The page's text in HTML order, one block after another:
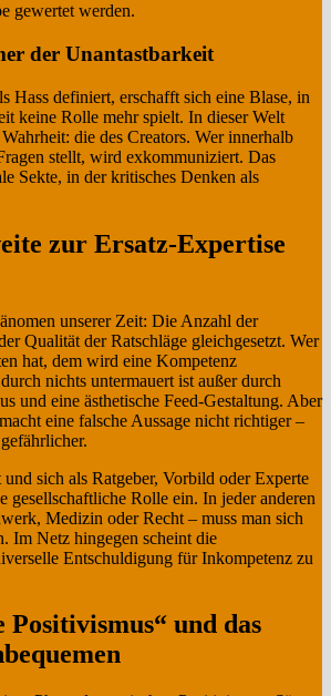
gewertet werden.
der Unantastbarkeit
Hass definiert, erschafft sich eine Blase, in
keine Rolle mehr spielt. In dieser Welt
die des Creators. Wer innerhalb
stellt, wird exkommuniziert. Das
Sekte, in der kritisches Denken als
zur Ersatz-Expertise
unserer Zeit: Die Anzahl der
Qualität der Ratschläge gleichgesetzt. Wer
hat, dem wird eine Kompetenz
nichts untermauert ist außer durch
und eine ästhetische Feed-Gestaltung. Aber
eine falsche Aussage nicht richtiger –
sich als Ratgeber, Vorbild oder Experte
gesellschaftliche Rolle ein. In jeder anderen
Medizin oder Recht – muss man sich
Im Netz hingegen scheint die
Entschuldigung für Inkompetenz zu
Positivismus“ und das